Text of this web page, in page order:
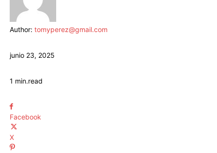
Author: tomyperez@gmail.com
junio 23, 2025
1 min.read
Facebook
X